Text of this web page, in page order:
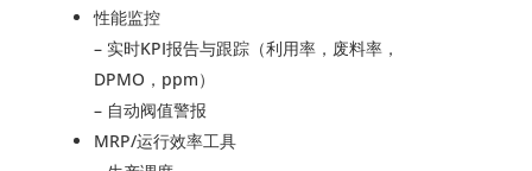
性能监控
– 实时KPI报告与跟踪（利用率，废料率，
DPMO，ppm）
– 自动阀值警报
MRP/运行效率工具